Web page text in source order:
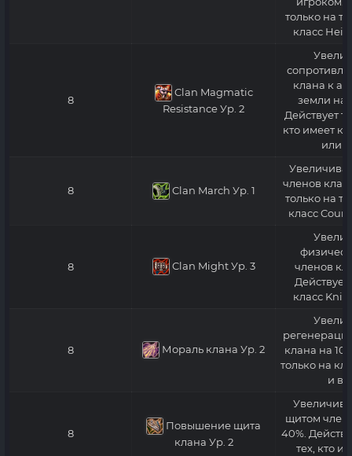
только на
класс
8
Clan Magmatic
ResistanceУр. 2
клана к
земли на
Действует
кто имеет
или
8 Clan March Ур. 1
членов
только на
класс
8 Clan MightУр. 3
членов
Действует
класс
8 Мораль клана Ур. 2
клана на
только на
и
8
Повышение щита
клана Ур. 2
щитом
40%.
тех, кто